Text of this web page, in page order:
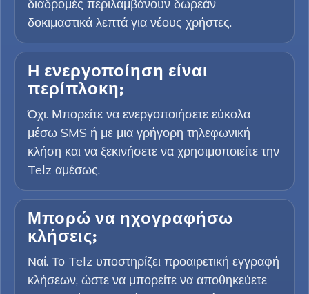
διαδρομές περιλαμβάνουν δωρεάν
δοκιμαστικά λεπτά για νέους χρήστες.
Η ενεργοποίηση είναι
περίπλοκη;
Όχι. Μπορείτε να ενεργοποιήσετε εύκολα
μέσω SMS ή με μια γρήγορη τηλεφωνική
κλήση και να ξεκινήσετε να χρησιμοποιείτε την
Telz αμέσως.
Μπορώ να ηχογραφήσω
κλήσεις;
Ναί. Το Telz υποστηρίζει προαιρετική εγγραφή
κλήσεων, ώστε να μπορείτε να αποθηκεύετε